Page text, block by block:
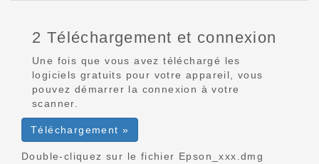
2 Téléchargement et connexion
Une fois que vous avez téléchargé les
logiciels gratuits pour votre appareil, vous
pouvez démarrer la connexion à votre
scanner.
Téléchargement »
Double-cliquez sur le fichier Epson_xxx.dmg